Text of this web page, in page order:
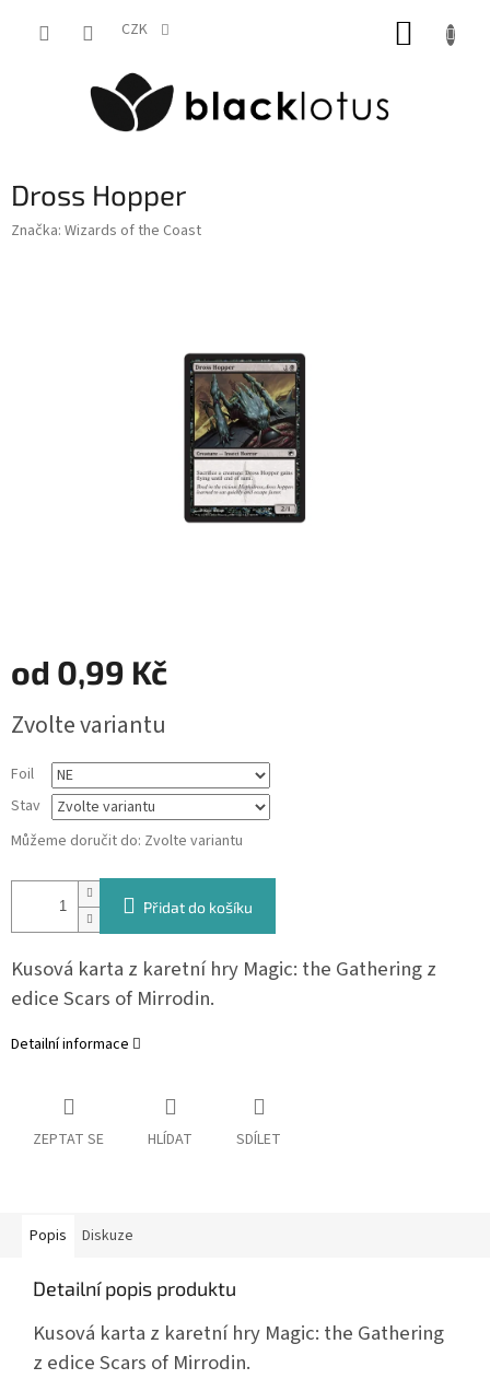
CZK
Dross Hopper
Značka: Wizards of the Coast
od 0,99 Kč
cena:
Zvolte variantu
Foil
Stav
Můžeme doručit do: Zvolte variantu
Přidat do košíku
Kusová karta z karetní hry Magic: the Gathering z
edice Scars of Mirrodin.
Detailní informace
ZEPTAT SE HLÍDAT SDÍLET
Popis Diskuze
Detailní popis produktu
Kusová karta z karetní hry Magic: the Gathering
z edice Scars of Mirrodin.